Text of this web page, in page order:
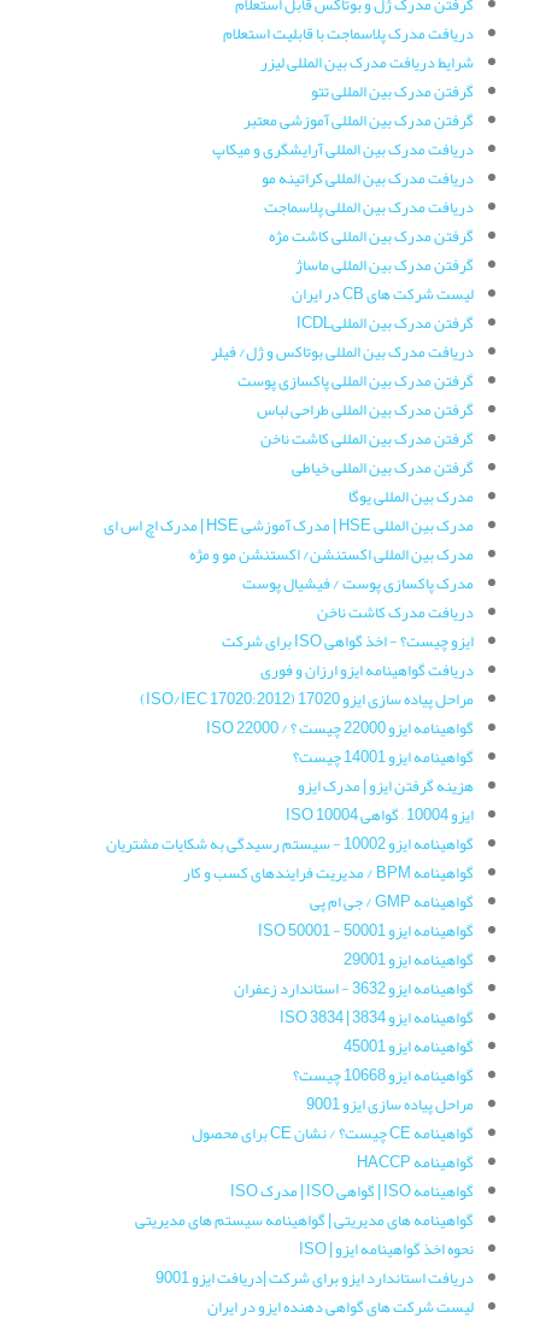
دریافت مدرک پلاسماجت با قابلیت استعلام
شرایط دریافت مدرک بین المللی لیزر
گرفتن مدرک بین المللی تتو
گرفتن مدرک بین المللی آموزشی معتبر
دریافت مدرک بین المللی آرایشگری و میکاپ
دریافت مدرک بین المللی کراتینه مو
دریافت مدرک بین المللی پلاسماجت
گرفتن مدرک بین المللی کاشت مژه
گرفتن مدرک بین المللی ماساژ
لیست شرکت های CB در ایران
گرفتن مدرک بین المللیICDL
دریافت مدرک بین المللی بوتاکس و ژل/ فیلر
گرفتن مدرک بین المللی پاکسازی پوست
گرفتن مدرک بین المللی طراحی لباس
گرفتن مدرک بین المللی کاشت ناخن
گرفتن مدرک بین المللی خیاطی
مدرک بین المللی یوگا
مدرک بین المللی HSE | مدرک آموزشی HSE | مدرک اچ اس ای
مدرک بین المللی اکستنشن/ اکستنشن مو و مژه
مدرک پاکسازی پوست / فیشیال پوست
دریافت مدرک کاشت ناخن
ایزو چیست؟ - اخذ گواهی ISO برای شرکت
دریافت گواهینامه ایزو ارزان و فوری
مراحل پیاده سازی ایزو 17020 (ISO/IEC 17020:2012)
گواهینامه ایزو 22000 چیست ؟ / ISO 22000
گواهینامه ایزو 14001 چیست؟
هزینه گرفتن ایزو | مدرک ایزو
ایزو 10004 – گواهی ISO 10004
گواهینامه‌ ایزو 10002 - سیستم رسیدگی به شکایات مشتریان
گواهینامه‌ BPM / مدیریت فرایندهای کسب و کار
گواهینامه‌ GMP / جی ام پی
گواهینامه ایزو 50001 - ISO 50001
گواهینامه‌ ایزو 29001
گواهینامه ایزو 3632 - استاندارد زعفران
گواهینامه‌ ایزو 3834 | ISO 3834
گواهینامه ایزو 45001
گواهینامه ایزو 10668 چیست؟
مراحل پیاده سازی ایزو 9001
گواهینامه CE چیست؟ / نشان CE برای محصول
گواهینامه HACCP
گواهینامه ISO | گواهی ISO | مدرک ISO
گواهینامه های مدیریتی | گواهینامه سیستم های مدیریتی
نحوه اخذ گواهینامه ایزو | ISO
دریافت استاندارد ایزو برای شرکت |دریافت ایزو 9001
لیست شرکت های گواهی دهنده ایزو در ایران